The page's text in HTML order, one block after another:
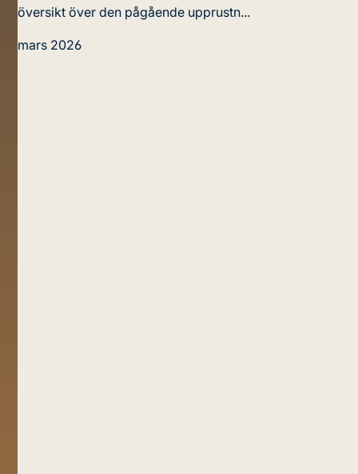
översikt över den pågående upprustn...
mars 2026